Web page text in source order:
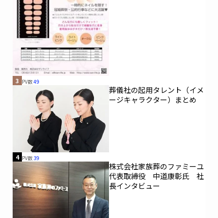
3 PV数49
葬儀社の起用タレント（イメ
ージキャラクター）まとめ
4 PV数39
株式会社家族葬のファミーユ
代表取締役 中道康彰氏 社
長インタビュー